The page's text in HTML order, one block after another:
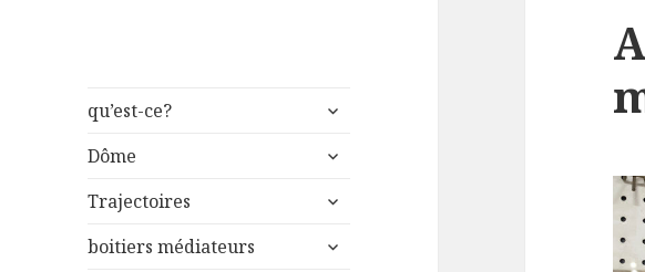
qu’est-ce?
ouvrir
sous-
Dôme
ouvrir
sous-
Trajectoires
ouvrir
sous-
boitiers médiateurs
ouvrir